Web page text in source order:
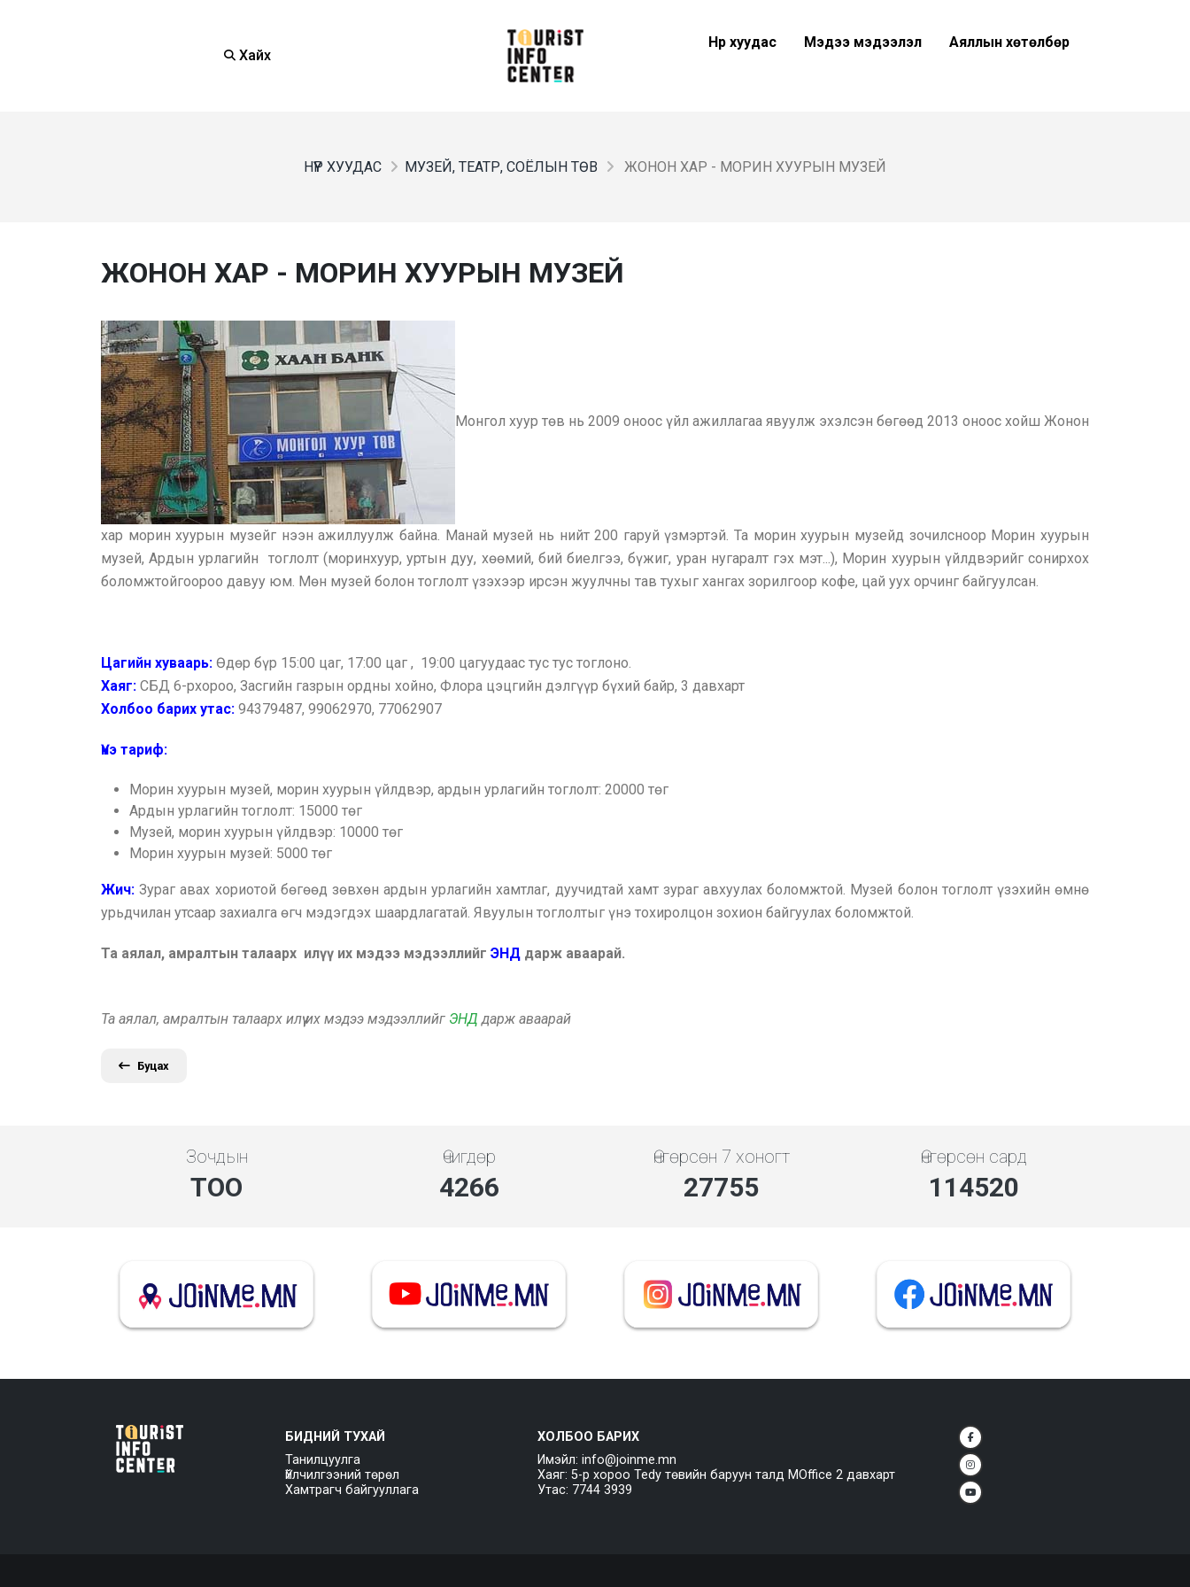
Хайх
Нүүр хуудас Мэдээ мэдээлэл Аяллын хөтөлбөр
НҮҮР ХУУДАС МУЗЕЙ, ТЕАТР, СОЁЛЫН ТӨВ ЖОНОН ХАР - МОРИН ХУУРЫН МУЗЕЙ
ЖОНОН ХАР - МОРИН ХУУРЫН МУЗЕЙ
Монгол хуур төв нь 2009 оноос үйл ажиллагаа явуулж эхэлсэн бөгөөд 2013 оноос хойш Жонон
хар морин хуурын музейг нээн ажиллуулж байна. Манай музей нь нийт 200 гаруй үзмэртэй. Та морин хуурын музейд зочилсноор Морин хуурын
музей, Ардын урлагийн тоглолт (моринхуур, уртын дуу, хөөмий, бий биелгээ, бүжиг, уран нугаралт гэх мэт...), Морин хуурын үйлдвэрийг сонирхох
боломжтойгоороо давуу юм. Мөн музей болон тоглолт үзэхээр ирсэн жуулчны тав тухыг хангах зорилгоор кофе, цай уух орчинг байгуулсан.
Цагийн хуваарь: Өдөр бүр 15:00 цаг, 17:00 цаг , 19:00 цагуудаас тус тус тоглоно.
Хаяг: СБД 6-рхороо, Засгийн газрын ордны хойно, Флора цэцгийн дэлгүүр бүхий байр, 3 давхарт
Холбоо барих утас: 94379487, 99062970, 77062907
Үнэ тариф:
Морин хуурын музей, морин хуурын үйлдвэр, ардын урлагийн тоглолт: 20000 төг
Ардын урлагийн тоглолт: 15000 төг
Музей, морин хуурын үйлдвэр: 10000 төг
Морин хуурын музей: 5000 төг
Жич:Зураг авах хориотой бөгөөд зөвхөн ардын урлагийн хамтлаг, дуучидтай хамт зураг авхуулах боломжтой. Музей болон тоглолт үзэхийн өмнө
урьдчилан утсаар захиалга өгч мэдэгдэх шаардлагатай. Явуулын тоглолтыг үнэ тохиролцон зохион байгуулах боломжтой.
Та аялал, амралтын талаарх илүү их мэдээ мэдээллийг ЭНД дарж аваарай.
Та аялал, амралтын талаарх илүү их мэдээ мэдээллийг ЭНД дарж аваарай
Буцах
Зочдын
ТОО
Өчигдөр
4778
Өнгөрсөн 7 хоногт
31086
Өнгөрсөн сард
128262
БИДНИЙ ТУХАЙ
Танилцуулга
Үйлчилгээний төрөл
Хамтрагч байгууллага
ХОЛБОО БАРИХ
Имэйл: info@joinme.mn
Хаяг: 5-р хороо Tedy төвийн баруун талд MOffice 2 давхарт
Утас: 7744 3939